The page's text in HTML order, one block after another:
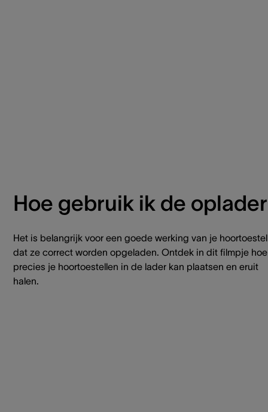
Hoe gebruik ik de
Het is belangrijk voor een goede werking van je
dat ze correct worden opgeladen. Ontdek in dit filmpje
precies je hoortoestellen in de lader kan plaatsen en eruit
halen.